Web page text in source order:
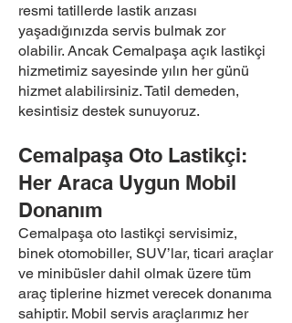
resmi tatillerde lastik arızası
yaşadığınızda servis bulmak zor
olabilir. Ancak Cemalpaşa açık lastikçi
hizmetimiz sayesinde yılın her günü
hizmet alabilirsiniz. Tatil demeden,
kesintisiz destek sunuyoruz.
Cemalpaşa Oto Lastikçi:
Her Araca Uygun Mobil
Donanım
Cemalpaşa oto lastikçi servisimiz,
binek otomobiller, SUV’lar, ticari araçlar
ve minibüsler dahil olmak üzere tüm
araç tiplerine hizmet verecek donanıma
sahiptir. Mobil servis araçlarımız her